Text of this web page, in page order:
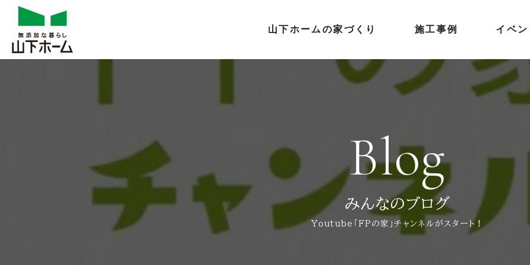
山下ホームの家づくり 施工事例 イベ
Blog
みんなのブログ
Youtube「FPの家」チャンネルがスタート！